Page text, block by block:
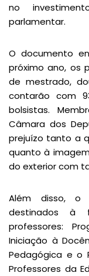
no
parlamentar.
O documento
próximo ano, os
de mestrado,
contarão com
bolsistas.
Câmara dos
prejuízo tanto a
quanto à
do exterior com
Além disso, o
destinados à
professores:
Iniciação à
Pedagógica e o
Professores da